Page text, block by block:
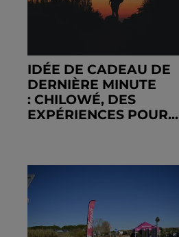
IDÉE DE CADEAU DE
DERNIÈRE MINUTE
: CHILOWÉ, DES
EXPÉRIENCES POUR...